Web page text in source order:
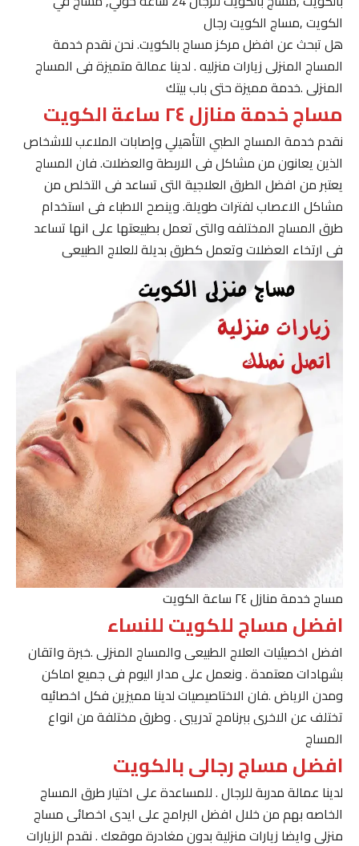
الكويت ,مساج الكويت رجال
هل تبحث عن افضل مركز مساج بالكويت. نحن نقدم خدمة
المساج المنزلى زيارات منزليه . لدينا عمالة متميزة فى المساج
المنزلى .خدمة مميزة حتى باب بيتك
مساج خدمة منازل ٢٤ ساعة الكويت
نقدم خدمة المساج الطبي التأهيلي وإصابات الملاعب للاشخاص
الذين يعانون من مشاكل فى الاربطة والعضلات. فان المساج
يعتبر من افضل الطرق العلاجية التى تساعد فى التخلص من
مشاكل الاعصاب لفترات طويلة. وينصح الاطباء فى استخدام
طرق المساج المختلفه والتى تعمل بطبيعتها على انها تساعد
فى ارتخاء العضلات وتعمل كطرق بديلة للعلاج الطبيعى
مساج خدمة منازل ٢٤ ساعة الكويت
افضل مساج للكويت للنساء
افضل اخصيئيات العلاج الطبيعى والمساج المنزلى .خبرة واتقان
بشهادات معتمدة . ونعمل على مدار اليوم فى جميع اماكن
ومدن الرياض .فان الاختاصيصيات لدينا مميزين فكل اخصائيه
تختلف عن الاخرى ببرنامج تدريبى . وطرق مختلفة من انواع
المساج
افضل مساج رجالى بالكويت
لدينا عمالة مدربة للرجال . للمساعدة على اختيار طرق المساج
الخاصه بهم من خلال افضل البرامج على ايدى اخصائى مساج
منزلى وايضا زيارات منزلية بدون مغادرة موقعك . نقدم الزيارات